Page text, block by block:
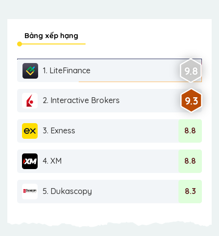
Bảng xếp hạng
1. LiteFinance 9.8
2. Interactive Brokers 9.3
3. Exness 8.8
4. XM 8.8
5. Dukascopy 8.3